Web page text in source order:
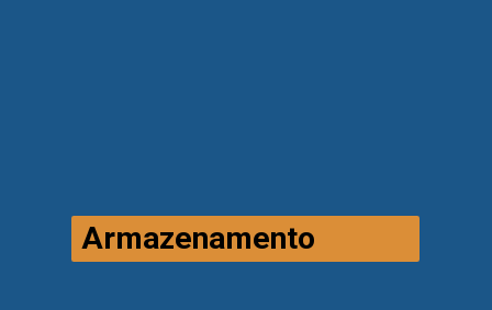
Armazenamento